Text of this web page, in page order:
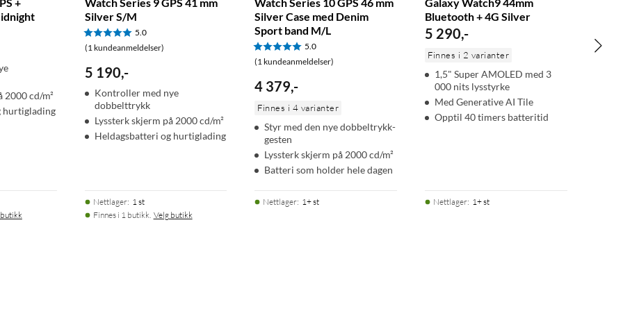
du kan tilpasse, kan du endre klokken etter humør eller
for bedre innblikk i treningsøktene dine og formen din.
hjelp med Nødanrop (SOS). Apple Watch SE (GPS)
kjernesøvn eller dyp søvn med søvnstadier. Og klokken
hvis du har hatt et stygt fall eller havnet i en alvorlig bilulykke.
2000 cd/m²
hurtiglading
Silver S/M
5.0
(1 kundeanmeldelser)
5 190,-
Kontroller med nye
dobbelttrykk
Lyssterk skjerm på 2000 cd/m²
Heldagsbatteri og hurtiglading
Nettlager: 1 st
Finnes i 1 butikk. Velg butikk
Silver Case med Denim
Sport band M/L
5.0
(1 kundeanmeldelser)
4 379,-
Finnes i 4 varianter
Styr med den nye dobbeltrykk-
gesten
Lyssterk skjerm på 2000 cd/m²
Batteri som holder hele dagen
Nettlager: 1+ st
Bluetooth + 4G Silver
5 290,-
Finnes i 2 varianter
1,5" Super AMOLED med 3
000 nits lysstyrke
Med Generative AI Tile
Opptil 40 timers batteritid
Nettlager: 1+ st